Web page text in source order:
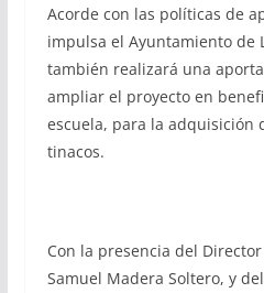
Acorde con las políticas de
impulsa el Ayuntamiento de
también realizará una
ampliar el proyecto en
escuela, para la adquisición
tinacos.
Con la presencia del
Samuel Madera Soltero, y